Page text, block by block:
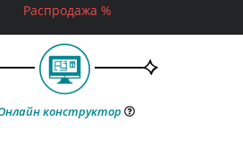
Распродажа %
конструктор